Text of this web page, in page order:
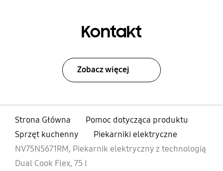
Kontakt
Zobacz więcej
Strona Główna
Pomoc dotycząca produktu
Sprzęt kuchenny
Piekarniki elektryczne
NV75N5671RM, Piekarnik elektryczny z technologią
Dual Cook Flex, 75 l